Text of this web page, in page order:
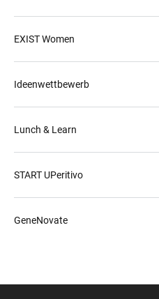
EXIST Women
Ideenwettbewerb
Lunch & Learn
START UPeritivo
GeneNovate